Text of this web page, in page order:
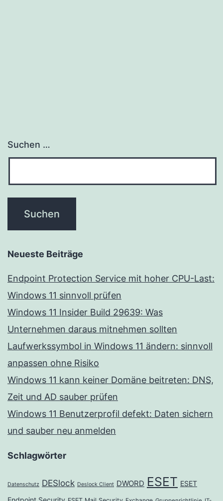
Suchen …
Neueste Beiträge
Endpoint Protection Service mit hoher CPU-Last:
Windows 11 sinnvoll prüfen
Windows 11 Insider Build 29639: Was
Unternehmen daraus mitnehmen sollten
Laufwerkssymbol in Windows 11 ändern: sinnvoll
anpassen ohne Risiko
Windows 11 kann keiner Domäne beitreten: DNS,
Zeit und AD sauber prüfen
Windows 11 Benutzerprofil defekt: Daten sichern
und sauber neu anmelden
Schlagwörter
Datenschutz DESlock Deslock Client DWORD ESET ESET